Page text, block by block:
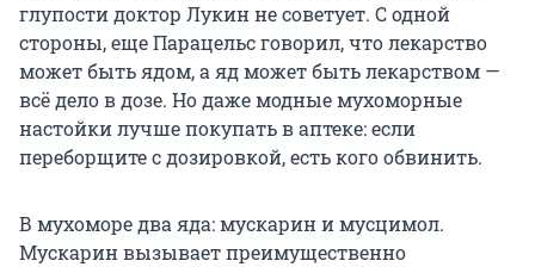
глупости доктор Лукин не советует. С одной
стороны, еще Парацельс говорил, что лекарство
может быть ядом, а яд может быть лекарством —
всё дело в дозе. Но даже модные мухоморные
настойки лучше покупать в аптеке: если
переборщите с дозировкой, есть кого обвинить.
В мухоморе два яда: мускарин и мусцимол.
Мускарин вызывает преимущественно